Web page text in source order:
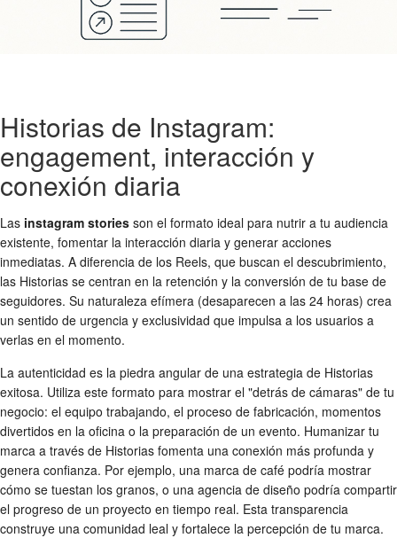
Historias de Instagram:
engagement, interacción y
conexión diaria
Las instagram stories son el formato ideal para nutrir a tu audiencia
existente, fomentar la interacción diaria y generar acciones
inmediatas. A diferencia de los Reels, que buscan el descubrimiento,
las Historias se centran en la retención y la conversión de tu base de
seguidores. Su naturaleza efímera (desaparecen a las 24 horas) crea
un sentido de urgencia y exclusividad que impulsa a los usuarios a
verlas en el momento.
La autenticidad es la piedra angular de una estrategia de Historias
exitosa. Utiliza este formato para mostrar el "detrás de cámaras" de tu
negocio: el equipo trabajando, el proceso de fabricación, momentos
divertidos en la oficina o la preparación de un evento. Humanizar tu
marca a través de Historias fomenta una conexión más profunda y
genera confianza. Por ejemplo, una marca de café podría mostrar
cómo se tuestan los granos, o una agencia de diseño podría compartir
el progreso de un proyecto en tiempo real. Esta transparencia
construye una comunidad leal y fortalece la percepción de tu marca.